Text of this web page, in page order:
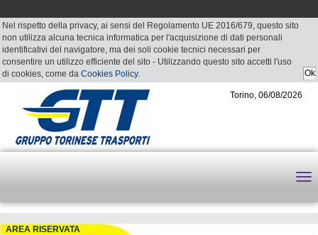
Nel rispetto della privacy, ai sensi del Regolamento UE 2016/679, questo sito
non utilizza alcuna tecnica informatica per l'acquisizione di dati personali
identificativi del navigatore, ma dei soli cookie tecnici necessari per
consentire un utilizzo efficiente del sito - Utilizzando questo sito accetti l'uso
di cookies, come da Cookies Policy.
Torino, 06/08/2026
AREA RISERVATA